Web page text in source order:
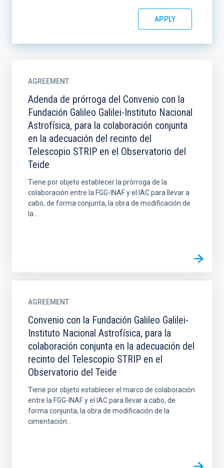
AGREEMENT
Adenda de prórroga del Convenio con la
Fundación Galileo Galilei-Instituto Nacional
Astrofísica, para la colaboración conjunta
en la adecuación del recinto del
Telescopio STRIP en el Observatorio del
Teide
Tiene por objeto establecer la prórroga de la
colaboración entre la FGG-INAF y el IAC para llevar a
cabo, de forma conjunta, la obra de modificación de
la...
AGREEMENT
Convenio con la Fundación Galileo Galilei-
Instituto Nacional Astrofísica, para la
colaboración conjunta en la adecuación del
recinto del Telescopio STRIP en el
Observatorio del Teide
Tiene por objeto establecer el marco de colaboración
entre la FGG-INAF y el IAC para llevar a cabo, de
forma conjunta, la obra de modificación de la
cimentación...